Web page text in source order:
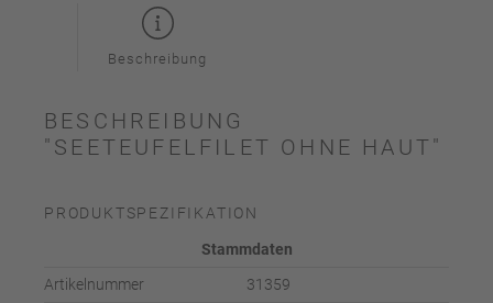
Beschreibung
BESCHREIBUNG
"SEETEUFELFILET OHNE HAUT"
PRODUKTSPEZIFIKATION
Stammdaten
Artikelnummer
31359